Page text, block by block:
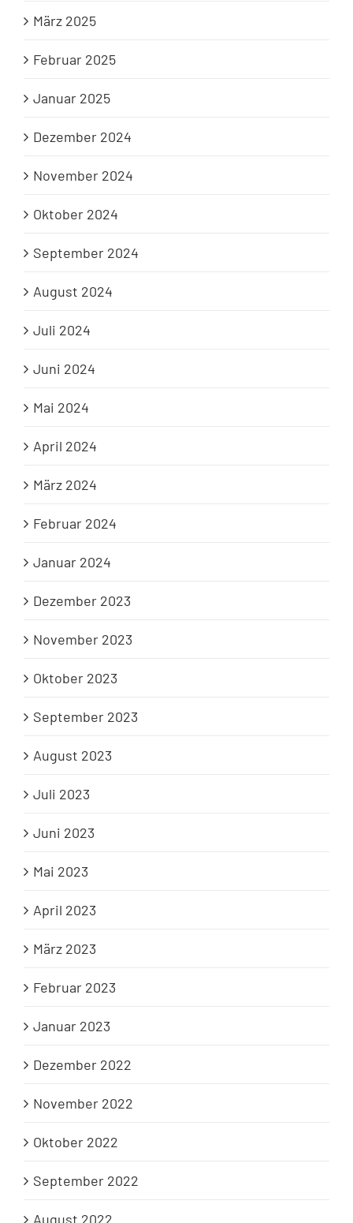
März 2025
Februar 2025
Januar 2025
Dezember 2024
November 2024
Oktober 2024
September 2024
August 2024
Juli 2024
Juni 2024
Mai 2024
April 2024
März 2024
Februar 2024
Januar 2024
Dezember 2023
November 2023
Oktober 2023
September 2023
August 2023
Juli 2023
Juni 2023
Mai 2023
April 2023
März 2023
Februar 2023
Januar 2023
Dezember 2022
November 2022
Oktober 2022
September 2022
August 2022